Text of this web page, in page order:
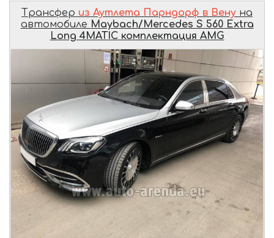
Трансфер из Аутлета Парндорф в Вену на
автомобиле Maybach/Mercedes S 560 Extra
Long 4MATIC комплектация AMG